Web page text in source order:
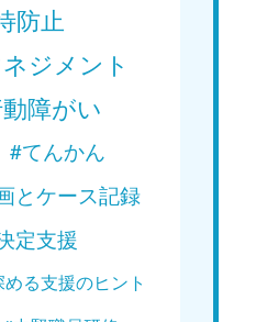
防止
ジメント
障がい
#てんかん
とケース記録
定支援
る支援のヒント